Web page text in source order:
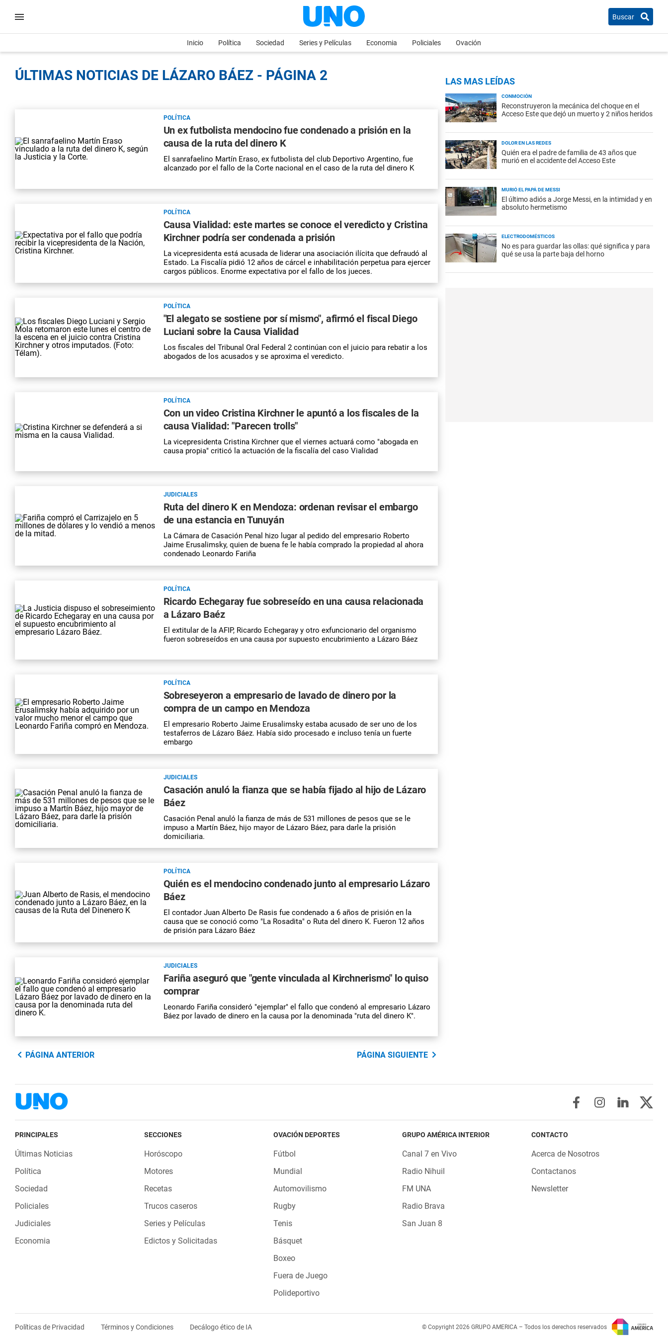
Buscar
Inicio Política Sociedad Series y Películas Economia Policiales Ovación
ÚLTIMAS NOTICIAS DE LÁZARO BÁEZ - PÁGINA 2
POLÍTICA
Un ex futbolista mendocino fue condenado a prisión en la
causa de la ruta del dinero K
El sanrafaelino Martín Eraso, ex futbolista del club Deportivo Argentino, fue
alcanzado por el fallo de la Corte nacional en el caso de la ruta del dinero K
POLÍTICA
Causa Vialidad: este martes se conoce el veredicto y Cristina
Kirchner podría ser condenada a prisión
La vicepresidenta está acusada de liderar una asociación ilícita que defraudó al
Estado. La Fiscalía pidió 12 años de cárcel e inhabilitación perpetua para ejercer
cargos públicos. Enorme expectativa por el fallo de los jueces.
POLÍTICA
"El alegato se sostiene por sí mismo", afirmó el fiscal Diego
Luciani sobre la Causa Vialidad
Los fiscales del Tribunal Oral Federal 2 continúan con el juicio para rebatir a los
abogados de los acusados y se aproxima el veredicto.
POLÍTICA
Con un video Cristina Kirchner le apuntó a los fiscales de la
causa Vialidad: "Parecen trolls"
La vicepresidenta Cristina Kirchner que el viernes actuará como "abogada en
causa propia" criticó la actuación de la fiscalía del caso Vialidad
JUDICIALES
Ruta del dinero K en Mendoza: ordenan revisar el embargo
de una estancia en Tunuyán
La Cámara de Casación Penal hizo lugar al pedido del empresario Roberto
Jaime Erusalimsky, quien de buena fe le había comprado la propiedad al ahora
condenado Leonardo Fariña
POLÍTICA
Ricardo Echegaray fue sobreseído en una causa relacionada
a Lázaro Baéz
El extitular de la AFIP, Ricardo Echegaray y otro exfuncionario del organismo
fueron sobreseídos en una causa por supuesto encubrimiento a Lázaro Báez
POLÍTICA
Sobreseyeron a empresario de lavado de dinero por la
compra de un campo en Mendoza
El empresario Roberto Jaime Erusalimsky estaba acusado de ser uno de los
testaferros de Lázaro Báez. Había sido procesado e incluso tenía un fuerte
embargo
JUDICIALES
Casación anuló la fianza que se había fijado al hijo de Lázaro
Báez
Casación Penal anuló la fianza de más de 531 millones de pesos que se le
impuso a Martín Báez, hijo mayor de Lázaro Báez, para darle la prisión
domiciliaria.
POLÍTICA
Quién es el mendocino condenado junto al empresario Lázaro
Báez
El contador Juan Alberto De Rasis fue condenado a 6 años de prisión en la
causa que se conoció como "La Rosadita" o Ruta del dinero K. Fueron 12 años
de prisión para Lázaro Báez
JUDICIALES
Fariña aseguró que "gente vinculada al Kirchnerismo" lo quiso
comprar
Leonardo Fariña consideró "ejemplar" el fallo que condenó al empresario Lázaro
Báez por lavado de dinero en la causa por la denominada "ruta del dinero K".
PÁGINA ANTERIOR PÁGINA SIGUIENTE
LAS MAS LEÍDAS
CONMOCIÓN
Reconstruyeron la mecánica del choque en el
Acceso Este que dejó un muerto y 2 niños heridos
DOLOR EN LAS REDES
Quién era el padre de familia de 43 años que
murió en el accidente del Acceso Este
MURIÓ EL PAPÁ DE MESSI
El último adiós a Jorge Messi, en la intimidad y en
absoluto hermetismo
ELECTRODOMÉSTICOS
No es para guardar las ollas: qué significa y para
qué se usa la parte baja del horno
PRINCIPALES
Últimas Noticias
Política
Sociedad
Policiales
Judiciales
Economia
SECCIONES
Horóscopo
Motores
Recetas
Trucos caseros
Series y Películas
Edictos y Solicitadas
OVACIÓN DEPORTES
Fútbol
Mundial
Automovilismo
Rugby
Tenis
Básquet
Boxeo
Fuera de Juego
Polideportivo
GRUPO AMÉRICA INTERIOR
Canal 7 en Vivo
Radio Nihuil
FM UNA
Radio Brava
San Juan 8
CONTACTO
Acerca de Nosotros
Contactanos
Newsletter
Políticas de Privacidad Términos y Condiciones Decálogo ético de IA © Copyright 2026 GRUPO AMERICA – Todos los derechos reservados